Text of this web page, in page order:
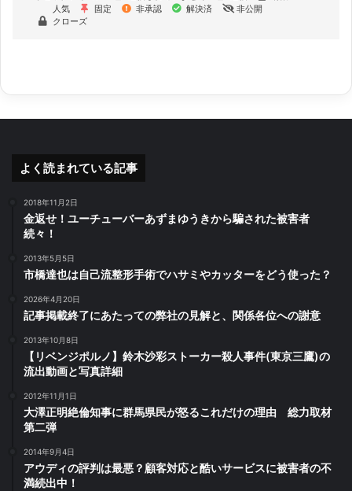
人気
固定 非承認 解決済
非公開
クローズ
よく読まれている記事
2018年11月2日
金返せ！ユーチューバーあずまゆうきから騙された被害者
続々！
2013年5月5日
市橋達也は自己流整形手術でハサミやカッターをどう使った？
2026年4月20日
記事掲載終了にあたっての弊社の見解と、関係各位への謝意
2013年10月8日
【リベンジポルノ】鈴木沙彩ストーカー殺人事件(東京三鷹)の
流出動画と写真詳細
2012年11月1日
大澤正明絶倫知事に群馬県民が怒るこれだけの理由 総力取材
第二弾
2014年9月4日
アウディの評判は最悪？顧客対応と酷いサービスに被害者の不
満続出中！